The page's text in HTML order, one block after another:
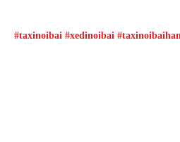
#taxinoibai #xedinoibai